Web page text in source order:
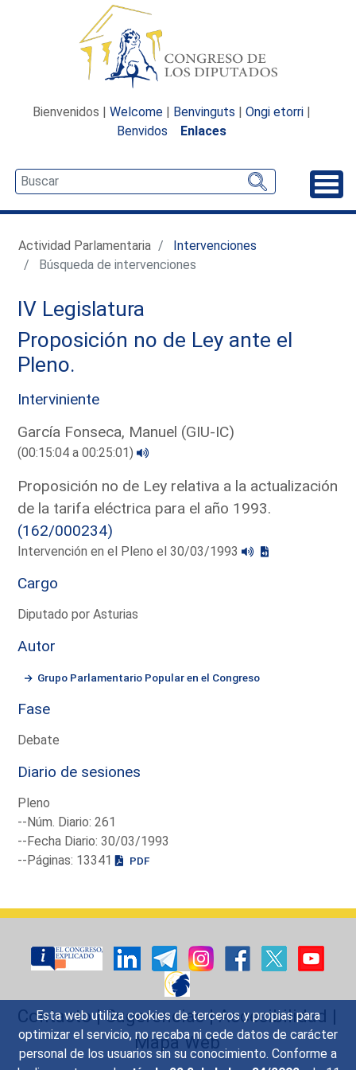
Esta web utiliza cookies de terceros y propias para
optimizar el servicio, no recaba ni cede datos de carácter
personal de los usuarios sin su conocimiento. Conforme a
Bienvenidos | Welcome | Benvinguts | Ongi etorri |
Benvidos
Enlaces
Actividad Parlamentaria
Intervenciones
Búsqueda de intervenciones
IV Legislatura
Proposición no de Ley ante el
Pleno.
Interviniente
García Fonseca, Manuel (GIU-IC)
(00:15:04 a 00:25:01)
Proposición no de Ley relativa a la actualización
de la tarifa eléctrica para el año 1993.
(162/000234)
Intervención en el Pleno el 30/03/1993
Cargo
Diputado por Asturias
Autor
Grupo Parlamentario Popular en el Congreso
Fase
Debate
Diario de sesiones
Pleno
--Núm. Diario: 261
--Fecha Diario: 30/03/1993
--Páginas: 13341
PDF
Contacto|Sugerencias|Accesibilidad |
Mapa Web